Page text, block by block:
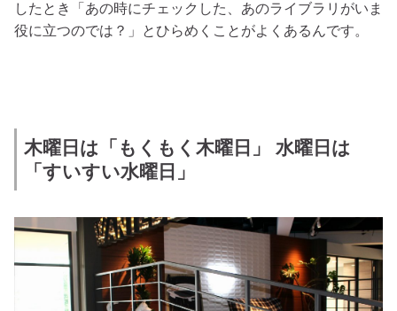
したとき「あの時にチェックした、あのライブラリがいま
役に立つのでは？」とひらめくことがよくあるんです。
木曜日は「もくもく木曜日」 水曜日は
「すいすい水曜日」